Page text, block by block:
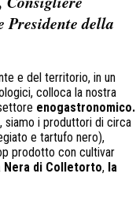
Presidente della
e del territorio, in un
colloca la nostra
enogastronomico.
siamo i produttori di circa
e tartufo nero),
prodotto con cultivar
Nera di Colletorto, la